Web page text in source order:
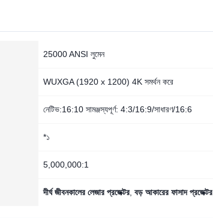
25000 ANSI লুমেন
WUXGA (1920 x 1200) 4K সমর্থন করে
নেটিভ:16:10 সামঞ্জস্যপূর্ণ: 4:3/16:9/সাধারণ/16:6
*১
5,000,000:1
দীর্ঘ জীবনকালের লেজার প্রজেক্টর বড় আকারের ফাসাদ প্রজেক্টর